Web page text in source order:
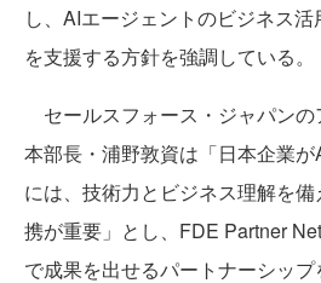
し、AIエージェントのビジネス
を支援する方針を強調している。
セールスフォース・ジャパン
本部長・浦野敦資は「日本企業
には、技術力とビジネス理解を
携が重要」とし、FDE Partner
で成果を出せるパートナーシッ